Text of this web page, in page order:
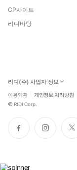
CP사이트
리디바탕
리디(주) 사업자 정보
이용약관 개인정보 처리방침
© RIDI Corp.
페
이
인
스
트
위